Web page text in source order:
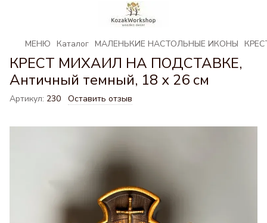
МЕНЮ Каталог МАЛЕНЬКИЕ НАСТОЛЬНЫЕ ИКОНЫ
КРЕСТ МИХАИЛ НА ПОДСТАВКЕ,
Античный темный, 18 х 26 см
Артикул: 230 Оставить отзыв